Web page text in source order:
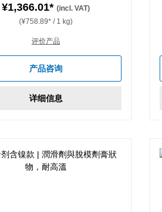
¥1,366.01* (incl. VAT)
(¥758.89* / 1 kg)
评价产品
产品咨询
详细信息